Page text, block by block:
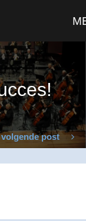
volgende post